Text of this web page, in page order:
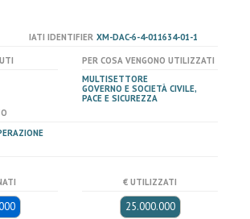
IATI IDENTIFIER XM-DAC-6-4-011634-01-1
PER COSA VENGONO UTILIZZATI
MULTISETTORE
GOVERNO E SOCIETÀ CIVILE,
PACE E SICUREZZA
€ UTILIZZATI
25.000.000